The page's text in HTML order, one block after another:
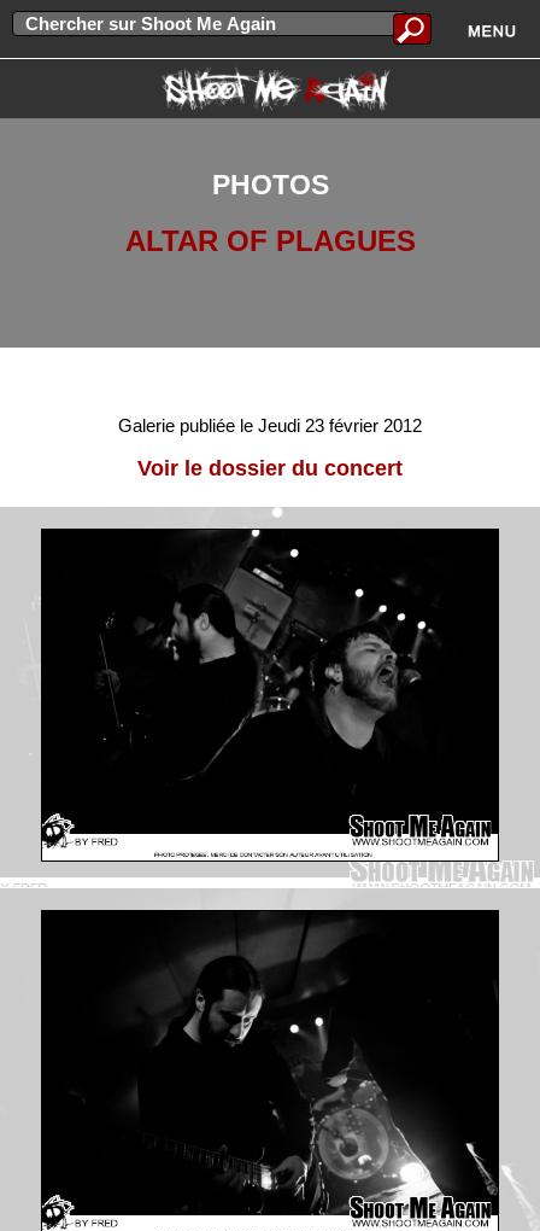
PHOTOS
ALTAR OF PLAGUES
Galerie publiée le Jeudi 23 février 2012
Voir le dossier du concert